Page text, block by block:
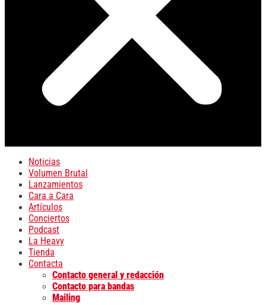
Noticias
Volumen Brutal
Lanzamientos
Cara a Cara
Artículos
Conciertos
Podcast
La Heavy
Tienda
Contacta
Contacto general y redacción
Contacto para bandas
Mailing